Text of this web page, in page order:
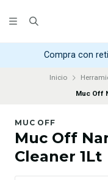
Compra con
Inicio
Muc Off
MUC OFF
Muc Off
Cleaner 1Lt